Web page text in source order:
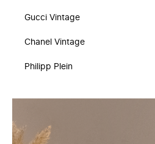
Gucci Vintage
Chanel Vintage
Philipp Plein